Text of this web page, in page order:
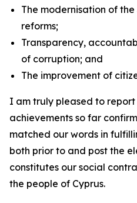
The modernisation of
reforms;
Transparency,
of corruption; and
The improvement of
I am truly pleased to
achievements so far
matched our words in
both prior to and post the
constitutes our social
the people of Cyprus.